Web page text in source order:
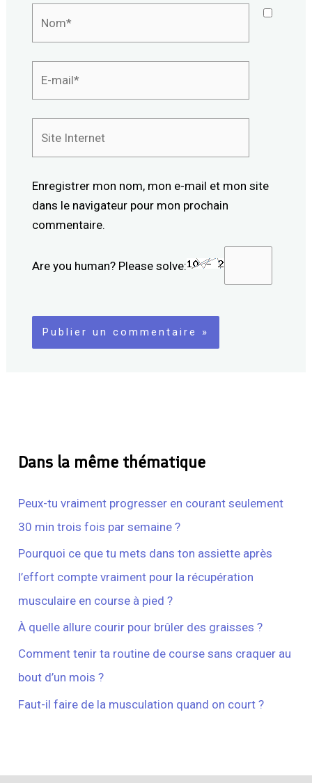
Enregistrer mon nom, mon e-mail et mon site
dans le navigateur pour mon prochain
commentaire.
Are you human? Please solve:
Dans la même thématique
Peux-tu vraiment progresser en courant seulement
30 min trois fois par semaine ?
Pourquoi ce que tu mets dans ton assiette après
l’effort compte vraiment pour la récupération
musculaire en course à pied ?
À quelle allure courir pour brûler des graisses ?
Comment tenir ta routine de course sans craquer au
bout d’un mois ?
Faut-il faire de la musculation quand on court ?